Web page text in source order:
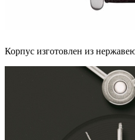
Корпус изготовлен из